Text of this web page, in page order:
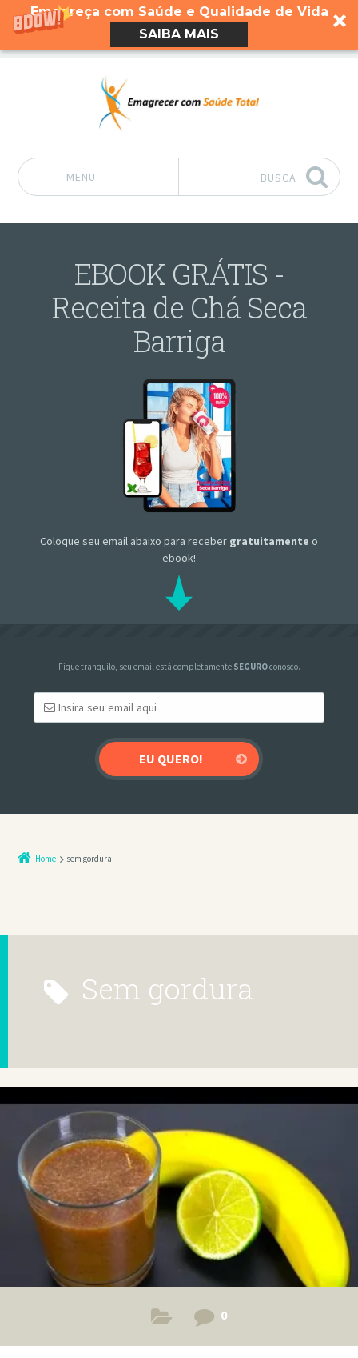
Emagreça com Saúde e Qualidade de Vida
SAIBA MAIS
MENU BUSCA
EBOOK GRÁTIS -
Receita de Chá Seca
Barriga
Coloque seu email abaixo para receber gratuitamente o
ebook!
Fique tranquilo, seu email está completamente SEGUROconosco.
Home sem gordura
sem gordura
0